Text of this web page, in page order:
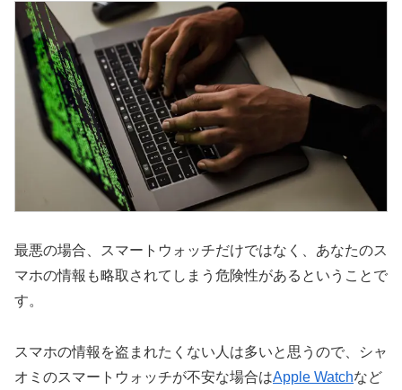
最悪の場合、スマートウォッチだけではなく、あなたのス
マホの情報も略取されてしまう危険性があるということで
す。
スマホの情報を盗まれたくない人は多いと思うので、シャ
オミのスマートウォッチが不安な場合はApple Watchなど